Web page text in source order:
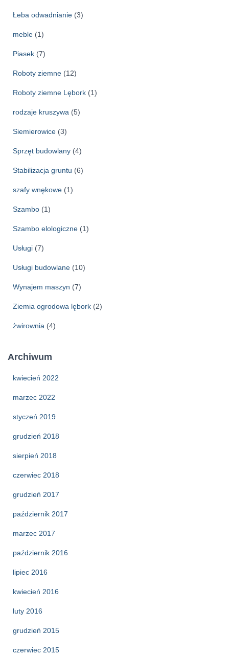
Łeba odwadnianie (3)
meble (1)
Piasek (7)
Roboty ziemne (12)
Roboty ziemne Lębork (1)
rodzaje kruszywa (5)
Siemierowice (3)
Sprzęt budowlany (4)
Stabilizacja gruntu (6)
szafy wnękowe (1)
Szambo (1)
Szambo elologiczne (1)
Usługi (7)
Usługi budowlane (10)
Wynajem maszyn (7)
Ziemia ogrodowa lębork (2)
żwirownia (4)
Archiwum
kwiecień 2022
marzec 2022
styczeń 2019
grudzień 2018
sierpień 2018
czerwiec 2018
grudzień 2017
październik 2017
marzec 2017
październik 2016
lipiec 2016
kwiecień 2016
luty 2016
grudzień 2015
czerwiec 2015